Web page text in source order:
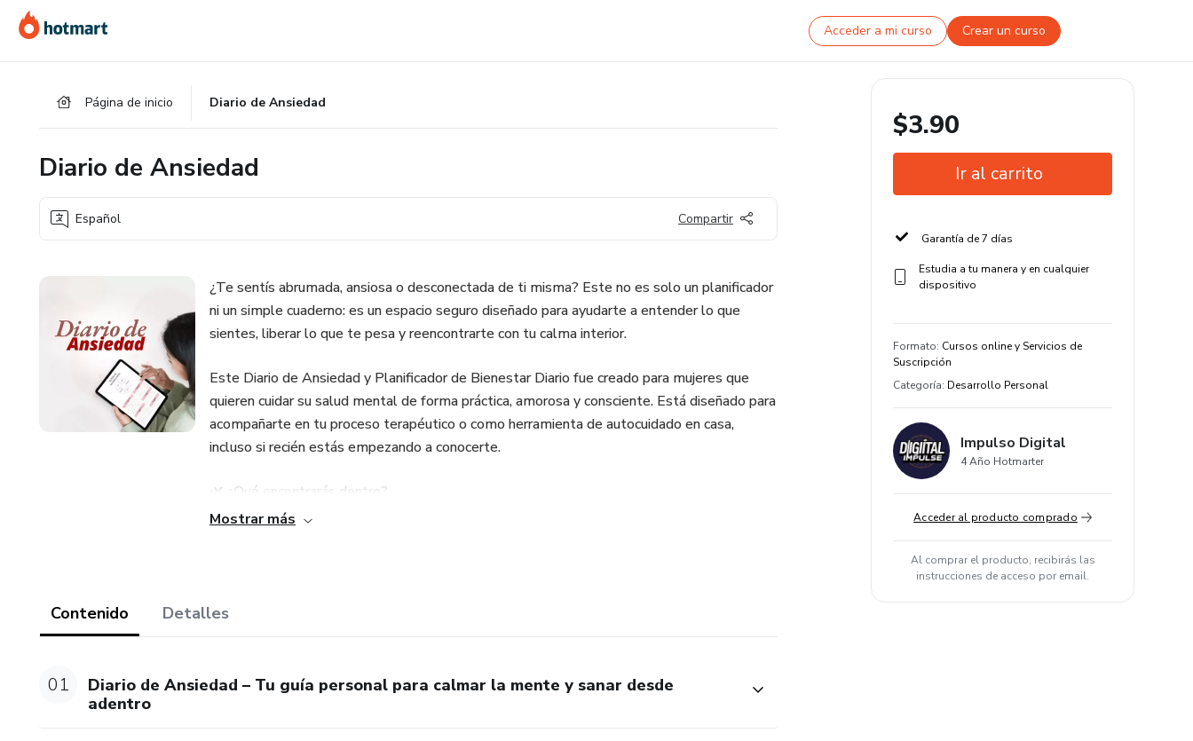
contenido
la
pie
Acceder a mi curso Crear un curso
Página de inicio Diario de Ansiedad
Diario de Ansiedad
Español Compartir
¿Te sentís abrumada, ansiosa o desconectada de ti misma? Este no es solo un planificador
ni un simple cuaderno: es un espacio seguro diseñado para ayudarte a entender lo que
sientes, liberar lo que te pesa y reencontrarte con tu calma interior.
Este Diario de Ansiedad y Planificador de Bienestar Diario fue creado para mujeres que
quieren cuidar su salud mental de forma práctica, amorosa y consciente. Está diseñado para
acompañarte en tu proceso terapéutico o como herramienta de autocuidado en casa,
incluso si recién estás empezando a conocerte.
🌿 ¿Qué encontrarás dentro?
-Planificador diario de bienestar y cuidado personal
Mostrar más
Contenido Detalles
01
Diario de Ansiedad – Tu guía personal para calmar la mente y sanar desde
adentro
$3.90
Ir al carrito
Garantía de 7 días
Estudia a tu manera y en cualquier
dispositivo
Formato: Cursos online y Servicios de
Suscripción
Categoría: Desarrollo Personal
Impulso Digital
4 Año Hotmarter
Acceder al producto comprado
Al comprar el producto, recibirás las
instrucciones de acceso por email.